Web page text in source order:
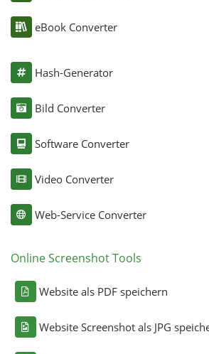
eBook Converter
Hash-Generator
Bild Converter
Software Converter
Video Converter
Web-Service Converter
Online Screenshot Tools
Website als PDF speichern
Website Screenshot als JPG